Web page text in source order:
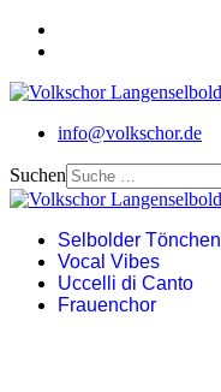
info@volkschor.de
Suchen
Selbolder Tönchen
Vocal Vibes
Uccelli di Canto
Frauenchor